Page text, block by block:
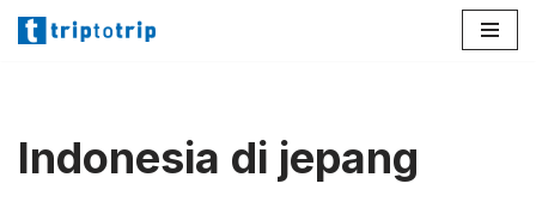
Indonesia di jepang